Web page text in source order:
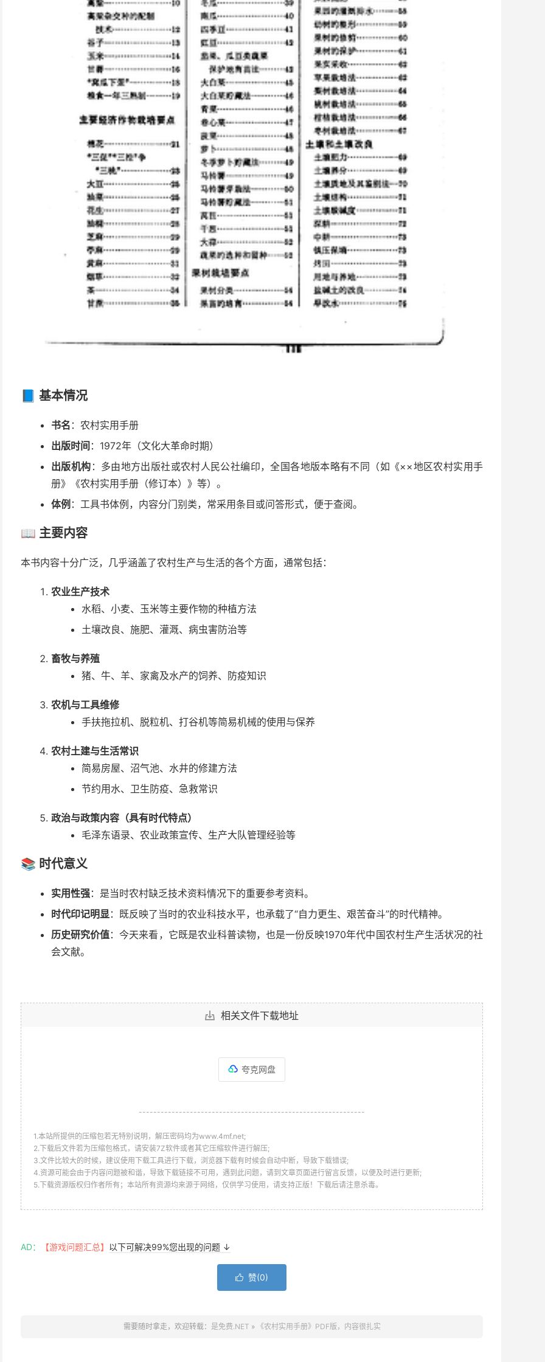
📘 基本情况
书名 ：农村实用手册
出版时间 ：1972年（文化大革命时期）
出版机构 ：多由地方出版社或农村人民公社编印，全国各地版本略有不同（如《××地区农村实用手
册》《农村实用手册（修订本）》等）。
体例 ：工具书体例，内容分门别类，常采用条目或问答形式，便于查阅。
📖 主要内容
本书内容十分广泛，几乎涵盖了农村生产与生活的各个方面，通常包括：
农业生产技术
水稻、小麦、玉米等主要作物的种植方法
土壤改良、施肥、灌溉、病虫害防治等
畜牧与养殖
猪、牛、羊、家禽及水产的饲养、防疫知识
农机与工具维修
手扶拖拉机、脱粒机、打谷机等简易机械的使用与保养
农村土建与生活常识
简易房屋、沼气池、水井的修建方法
节约用水、卫生防疫、急救常识
政治与政策内容（具有时代特点）
毛泽东语录、农业政策宣传、生产大队管理经验等
📚 时代意义
实用性强：是当时农村缺乏技术资料情况下的重要参考资料。
时代印记明显 ：既反映了当时的农业科技水平，也承载了“自力更生、艰苦奋斗”的时代精神。
历史研究价值：今天来看，它既是农业科普读物，也是一份反映1970年代中国农村生产生活状况的社
会文献。
相关文件下载地址
夸克网盘
--------------------------------------------------------------
1.本站所提供的压缩包若无特别说明，解压密码均为www.4mf.net;
2.下载后文件若为压缩包格式，请安装7Z软件或者其它压缩软件进行解压;
3.文件比较大的时候，建议使用下载工具进行下载，浏览器下载有时候会自动中断，导致下载错误;
4.资源可能会由于内容问题被和谐，导致下载链接不可用，遇到此问题，请到文章页面进行留言反馈，以便及时进行更新;
5.下载资源版权归作者所有；本站所有资源均来源于网络，仅供学习使用，请支持正版！下载后请注意杀毒。
AD： 【游戏问题汇总】 以下可解决99%您出现的问题 ↓
 赞(0)
需要随时拿走，欢迎转载： 是免费.NET » 《农村实用手册》PDF版，内容很扎实